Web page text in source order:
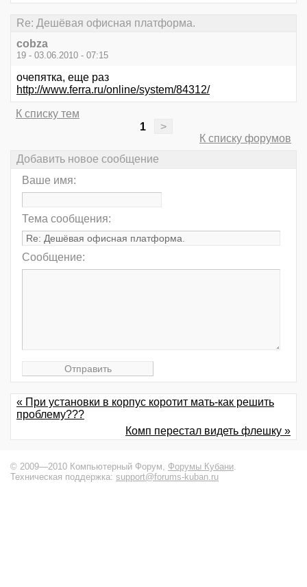
Re: Дешёвая офисная платформа.
cobza
19 - 03.06.2010 - 07:15
очепятка, еще раз
http://www.ferra.ru/online/system/84312/
К списку тем
1
>
К списку форумов
Добавить новое сообщение
Ваше имя:
Тема сообщения:
Сообщение:
« При установки в корпус коротит мать-как решить
проблему???
Комп перестал видеть флешку »
© 2009—2010 Компьютерный Форум, Форумы Кубани.
Техническая поддержка: support@forums-kuban.ru